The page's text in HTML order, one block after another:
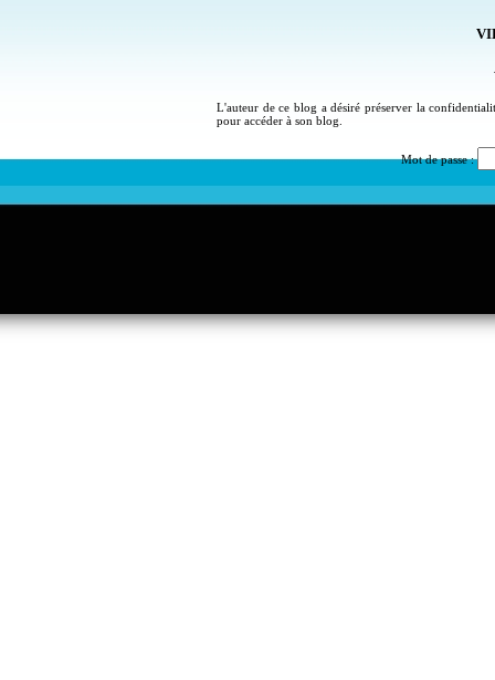
L'auteur de ce blog a désiré préserver la
pour accéder à son blog.
Mot de passe :